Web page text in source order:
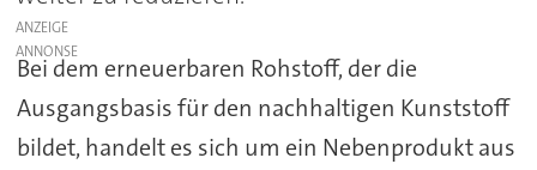
ANZEIGE
Bei dem erneuerbaren Rohstoff, der die
Ausgangsbasis für den nachhaltigen Kunststoff
bildet, handelt es sich um ein Nebenprodukt aus